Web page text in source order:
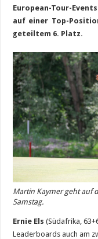
European-Tour-
auf einer Top-
geteiltem 6. Platz.
Martin Kaymer geht auf
Samstag.
Ernie Els (Südafrika,
Leaderboards auch am